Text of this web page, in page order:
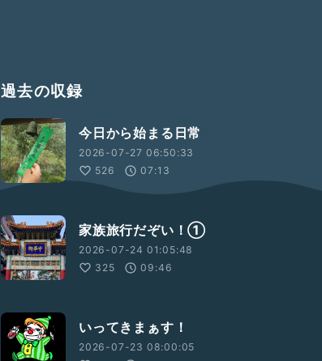
過去の収録
今日から始まる日常
2026-07-27 06:50:33
526
07:13
家族旅行だぞい！①
2026-07-24 01:05:48
325
09:46
いってきまぁす！
2026-07-23 08:00:05